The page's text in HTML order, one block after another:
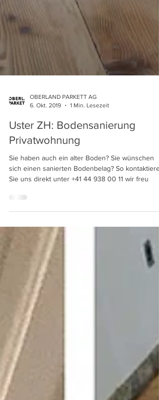
6. Okt. 2019
1 Min. Lesezeit
Uster ZH: Bodensanierung
Privatwohnung
Sie haben auch ein alter Boden? Sie wünschen
sich einen sanierten Bodenbelag? So
Sie uns direkt unter +41 44 938 00 11 wir freu